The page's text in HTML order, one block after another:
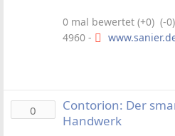
0 mal bewertet (+0) (-0)
4960 -
0
Contorion: Der
Handwerk